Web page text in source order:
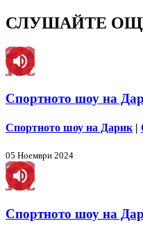
СЛУШАЙТЕ
Спортното шоу на
Спортното шоу на Дарик |
05 Ноември 2024
Спортното шоу на